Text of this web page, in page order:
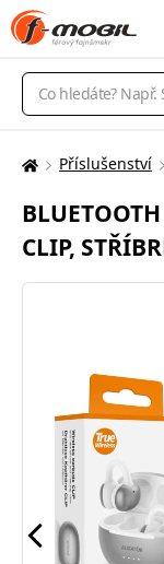
Vyhledávání
Zde
nacházíte:
Příslušenství
CLIP,